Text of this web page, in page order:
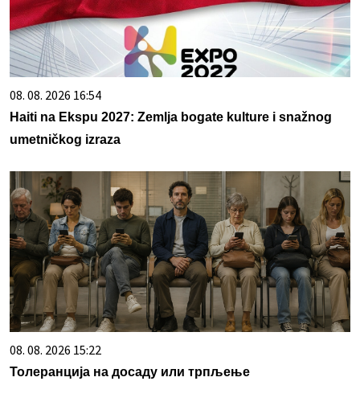
08. 08. 2026 16:54
Haiti na Ekspu 2027: Zemlja bogate kulture i snažnog
umetničkog izraza
08. 08. 2026 15:22
Толеранција на досаду или трпљење